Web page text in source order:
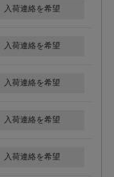
入荷連絡を希望
入荷連絡を希望
入荷連絡を希望
入荷連絡を希望
入荷連絡を希望